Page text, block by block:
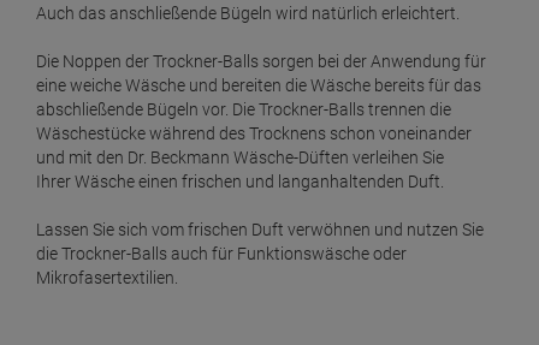
Saucen 50 ml
ab1,89 €
Dr. Beckmann Fleckenteufel Natur & Kosmetik
50 ml
1 Liter =37,80 €
Dr. Beckmann Fleckenteufel Rost & Deo 50 ml
Auch das anschließende Bügeln wird natürlich erleichtert.
Die Noppen der Trockner-Balls sorgen bei der Anwendung für
eine weiche Wäsche und bereiten die Wäsche bereits für das
abschließende Bügeln vor. Die Trockner-Balls trennen die
Wäschestücke während des Trocknens schon voneinander
und mit den Dr. Beckmann Wäsche-Düften verleihen Sie
Ihrer Wäsche einen frischen und langanhaltenden Duft.
Lassen Sie sich vom frischen Duft verwöhnen und nutzen Sie
die Trockner-Balls auch für Funktionswäsche oder
Mikrofasertextilien.